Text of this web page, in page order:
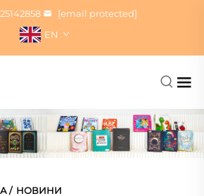
[email protected]
EN
/ НОВИНИ